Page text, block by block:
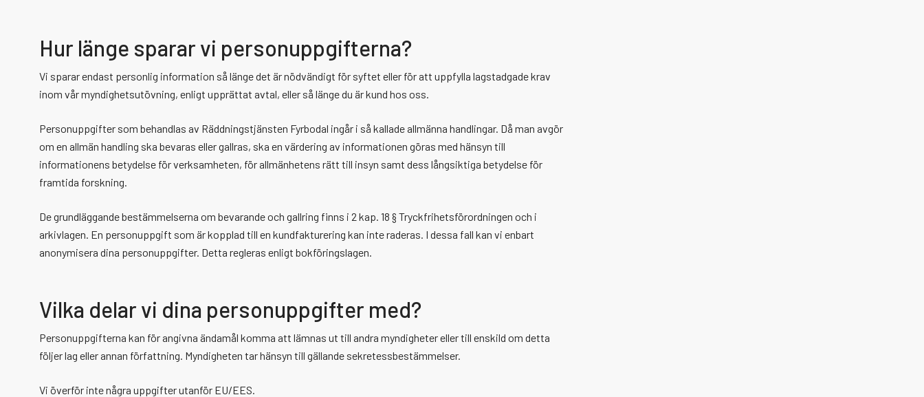
Hur länge sparar vi personuppgifterna?
Vi sparar endast personlig information så länge det är nödvändigt för syftet eller för att uppfylla lagstadgade krav
inom vår myndighetsutövning, enligt upprättat avtal, eller så länge du är kund hos oss.
Personuppgifter som behandlas av Räddningstjänsten Fyrbodal ingår i så kallade allmänna handlingar. Då man avgör
om en allmän handling ska bevaras eller gallras, ska en värdering av informationen göras med hänsyn till
informationens betydelse för verksamheten, för allmänhetens rätt till insyn samt dess långsiktiga betydelse för
framtida forskning.
De grundläggande bestämmelserna om bevarande och gallring finns i 2 kap. 18 § Tryckfrihetsförordningen och i
arkivlagen. En personuppgift som är kopplad till en kundfakturering kan inte raderas. I dessa fall kan vi enbart
anonymisera dina personuppgifter. Detta regleras enligt bokföringslagen.
Vilka delar vi dina personuppgifter med?
Personuppgifterna kan för angivna ändamål komma att lämnas ut till andra myndigheter eller till enskild om detta
följer lag eller annan författning. Myndigheten tar hänsyn till gällande sekretessbestämmelser.
Vi överför inte några uppgifter utanför EU/EES.